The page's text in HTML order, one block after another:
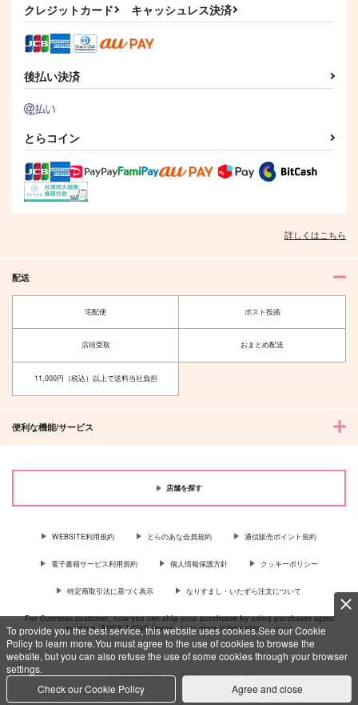
To provide you the best service, this website uses cookies.See our Cookie
Policy to learn more.You must agree to the use of cookies to browse the
website, but you can also refuse the use of some cookies through your browser
settings.
Check our Cookie Policy
Agree and close
CROMATICO
629円（税込）
ジョニー×クラウド
314
1,257
RN
Sweet Heart Present
円 （税込）
セフィロス×クラウド
作品詳細
472円（税込）
セフィロス×クラウド
作品詳細
クレジットカード キャッシュレス決済
後払い決済
とらコイン
詳しくはこちら
配送
宅配便 ポスト投函
店頭受取 おまとめ配送
11,000円（税込）以上で送料当社負担
便利な機能/サービス
店舗を探す
WEBSITE利用規約 とらのあな会員規約 通信販売ポイント規約
電子書籍サービス利用規約 個人情報保護方針 クッキーポリシー
特定商取引法に基づく表示 なりすまし・いたずら注文について
For Overseas customer, now you can ship your purchases by using purchases agent
services “AOCS”! Click {more…} for more information …more
c TORANOANA Inc, All Rights Reserved.